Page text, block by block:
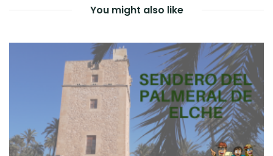
You might also like